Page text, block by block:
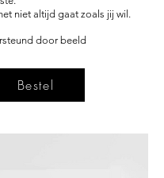
niet altijd gaat zoals jij wil.
door beeld
Bestel